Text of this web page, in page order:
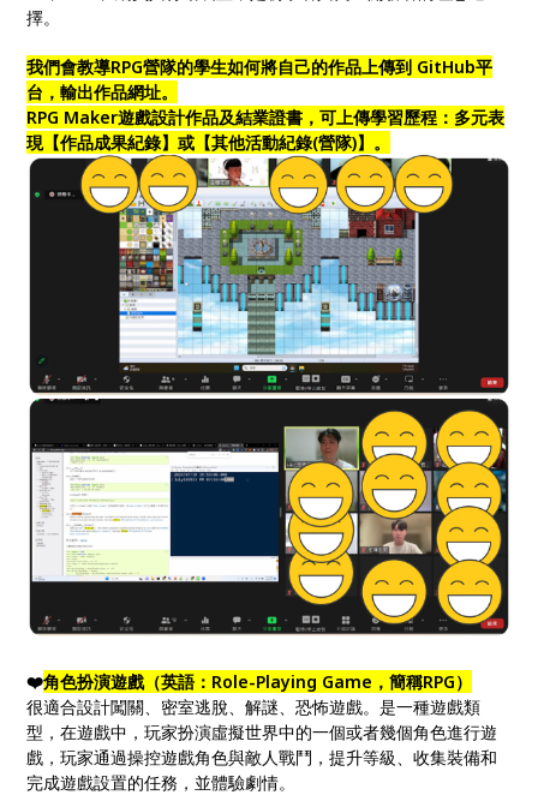
擇。
我們會教導RPG營隊的學生如何將自己的作品上傳到 GitHub平
台，輸出作品網址。
RPG Maker遊戲設計作品及結業證書，可上傳學習歷程：多元表
現【作品成果紀錄】或【其他活動紀錄(營隊)】。
❤️角色扮演遊戲（英語：Role-Playing Game，簡稱RPG）
很適合設計闖關、密室逃脫、解謎、恐怖遊戲。是一種遊戲類
型，在遊戲中，玩家扮演虛擬世界中的一個或者幾個角色進行遊
戲，玩家通過操控遊戲角色與敵人戰鬥，提升等級、收集裝備和
完成遊戲設置的任務，並體驗劇情。